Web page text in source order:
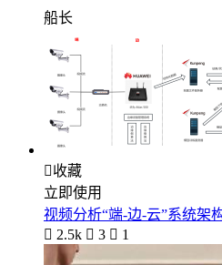
船长
收藏
立即使用
视频分析“端-边-云”系统架
 2.5k  3  1